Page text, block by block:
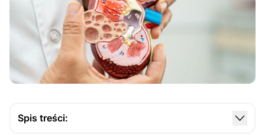
Spis treści: